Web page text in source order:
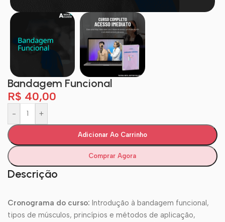
Bandagem Funcional
R$ 40,00
- +
Adicionar Ao Carrinho
Comprar Agora
Descrição
Cronograma do curso: Introdução à bandagem funcional,
tipos de músculos, princípios e métodos de aplicação,